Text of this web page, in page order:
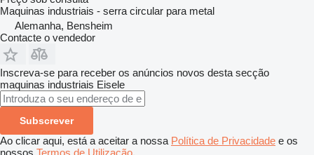
Maquinas industriais - serra circular para metal
Alemanha, Bensheim
Contacte o vendedor
Inscreva-se para receber os anúncios novos desta secção
maquinas industriais Eisele
Subscrever
Ao clicar aqui, está a aceitar a nossa Política de Privacidade e os
nossos Termos de Utilização.